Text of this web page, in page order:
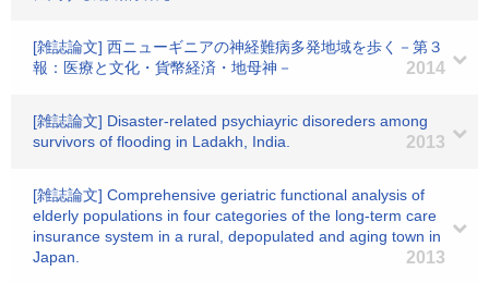
[雑誌論文] 西ニューギニアの神経難病多発地域を歩く－第３
報：医療と文化・貨幣経済・地母神－
2014
[雑誌論文] Disaster-related psychiayric disoreders among
survivors of flooding in Ladakh, India.
2013
[雑誌論文] Comprehensive geriatric functional analysis of
elderly populations in four categories of the long-term care
insurance system in a rural, depopulated and aging town in
Japan.
2013